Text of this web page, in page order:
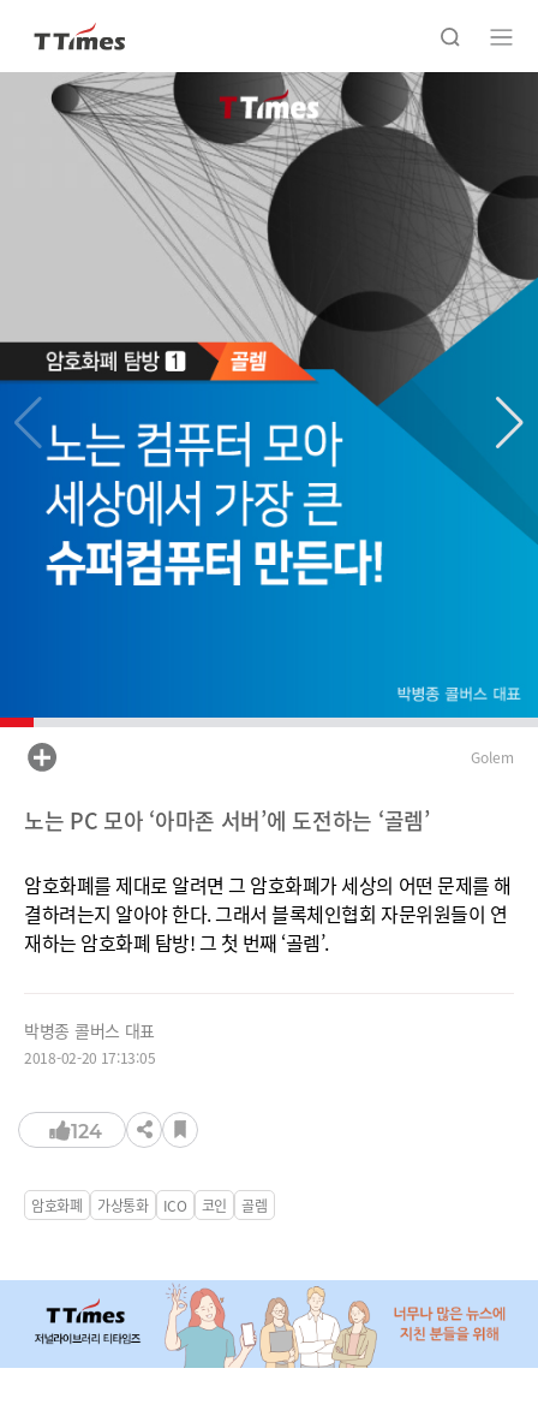
Golem
노는 PC 모아 ‘아마존 서버’에 도전하는 ‘골렘’
암호화폐를 제대로 알려면 그 암호화폐가 세상의 어떤 문제를 해
결하려는지 알아야 한다. 그래서 블록체인협회 자문위원들이 연
재하는 암호화폐 탐방! 그 첫 번째 ‘골렘’.
박병종 콜버스 대표
2018-02-20 17:13:05
124
암호화폐 가상통화 ICO 코인 골렘